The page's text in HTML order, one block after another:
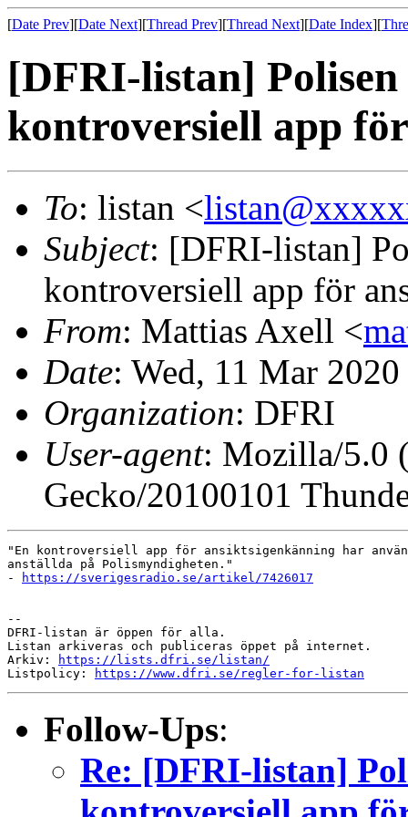
[Date Prev][Date Next][Thread Prev][Thread Next][Date Index][
[DFRI-listan]
kontroversiell app
To: listan <
Subject: [DFRI-listan]
kontroversiell app för
From: Mattias Axell <
Date: Wed, 11 Mar
Organization: DFRI
User-agent: Mozilla/5.0
Gecko/20100101
"En kontroversiell app för ansiktsigenkänning har
anställda på Polismyndigheten."
-
https://sverigesradio.se/artikel/7426017
--
DFRI-listan är öppen för alla.
Listan arkiveras och publiceras öppet på internet.
Arkiv:
https://lists.dfri.se/listan/
Listpolicy:
https://www.dfri.se/regler-for-listan
Follow-Ups:
Re: [DFRI-listan]